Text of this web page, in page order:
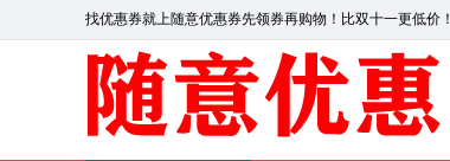
找优惠券就上随意优惠券先领券再购物！比双十一更低价！